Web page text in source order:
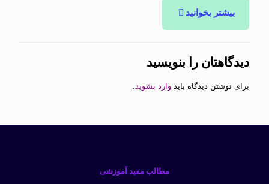
بیشتر بخوانید
دیدگاهتان را بنویسید
برای نوشتن دیدگاه باید وارد بشوید.
مطالب مفید آموزشی